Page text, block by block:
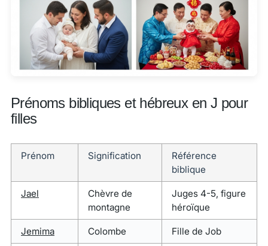
Prénoms bibliques et hébreux en J pour
filles
Prénom Signification
Référence
biblique
Jael
Chèvre de
montagne
Juges 4-5, figure
héroïque
Jemima Colombe Fille de Job